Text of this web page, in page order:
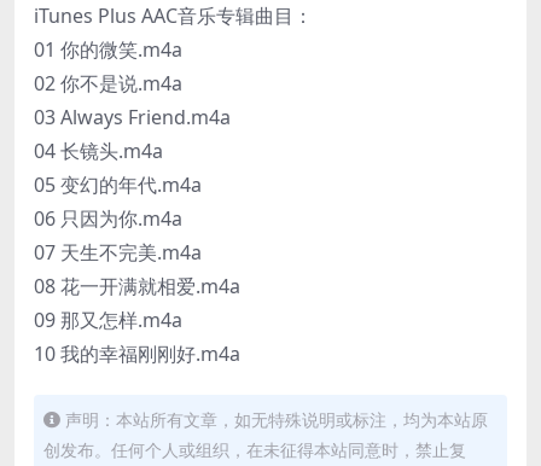
iTunes Plus AAC音乐专辑曲目：
01 你的微笑.m4a
02 你不是说.m4a
03 Always Friend.m4a
04 长镜头.m4a
05 变幻的年代.m4a
06 只因为你.m4a
07 天生不完美.m4a
08 花一开满就相爱.m4a
09 那又怎样.m4a
10 我的幸福刚刚好.m4a
声明：本站所有文章，如无特殊说明或标注，均为本站原
创发布。任何个人或组织，在未征得本站同意时，禁止复